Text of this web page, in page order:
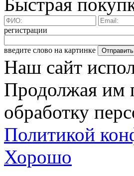
регистрации
введите слово на картинке
Наш сайт
Продолжая им
обработку
Политикой
Хорошо